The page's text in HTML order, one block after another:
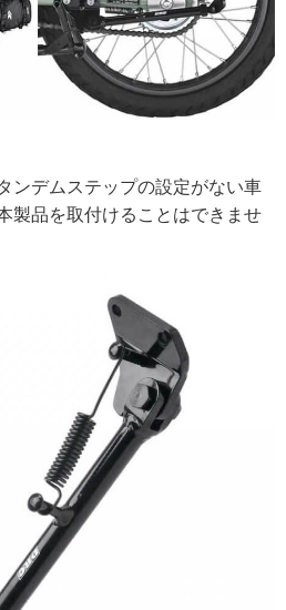
ンデムステップの設定がない車
製品を取付けることはできませ